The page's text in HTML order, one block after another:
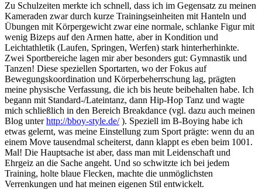
Zu Schulzeiten merkte ich schnell, dass ich im Gegensatz zu meinen
Kameraden zwar durch kurze Trainingseinheiten mit Hanteln und
Übungen mit Körpergewicht zwar eine normale, schlanke Figur mit
wenig Bizeps auf den Armen hatte, aber in Kondition und
Leichtathletik (Laufen, Springen, Werfen) stark hinterherhinkte.
Zwei Sportbereiche lagen mir aber besonders gut: Gymnastik und
Tanzen! Diese speziellen Sportarten, wo der Fokus auf
Bewegungskoordination und Körperbeherrschung lag, prägten
meine physische Verfassung, die ich bis heute beibehalten habe. Ich
begann mit Standard-/Lateintanz, dann Hip-Hop Tanz und wagte
mich schließlich in den Bereich Breakdance (vgl. dazu auch meinen
Blog unterhttp://bboy-style.de/). Speziell im B-Boying habe ich
etwas gelernt, was meine Einstellung zum Sport prägte: wenn du an
einem Move tausendmal scheiterst, dann klappt es eben beim 1001.
Mal! Die Hauptsache ist aber, dass man mit Leidenschaft und
Ehrgeiz an die Sache angeht. Und so schwitzte ich bei jedem
Training, holte blaue Flecken, machte die unmöglichsten
Verrenkungen und hat meinen eigenen Stil entwickelt.